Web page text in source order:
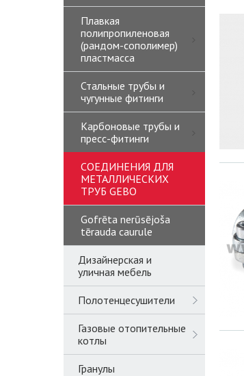
Плавкая
полипропиленовая
(рандом-сополимер)
пластмасса
Стальные трубы и
чугунные фитинги
Карбоновые трубы и
пресс-фитинги
СОЕДИНЕНИЯ ДЛЯ
МЕТАЛЛИЧЕСКИХ
ТРУБ GEBO
Gofrēta nerūsējoša
tērauda caurule
Дизайнерская и
уличная мебель
Полотенцесушители
Газовые отопительные
котлы
Гранулы